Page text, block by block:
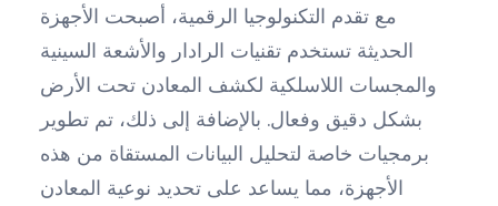
مع تقدم التكنولوجيا الرقمية، أصبحت الأجهزة
الحديثة تستخدم تقنيات الرادار والأشعة السينية
والمجسات اللاسلكية لكشف المعادن تحت الأرض
بشكل دقيق وفعال. بالإضافة إلى ذلك، تم تطوير
برمجيات خاصة لتحليل البيانات المستقاة من هذه
الأجهزة، مما يساعد على تحديد نوعية المعادن